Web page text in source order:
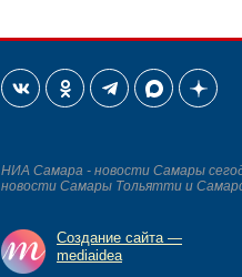
НИА Самара - новости Самары
новости Самары Тольятти и
Создание сайта —
mediaidea